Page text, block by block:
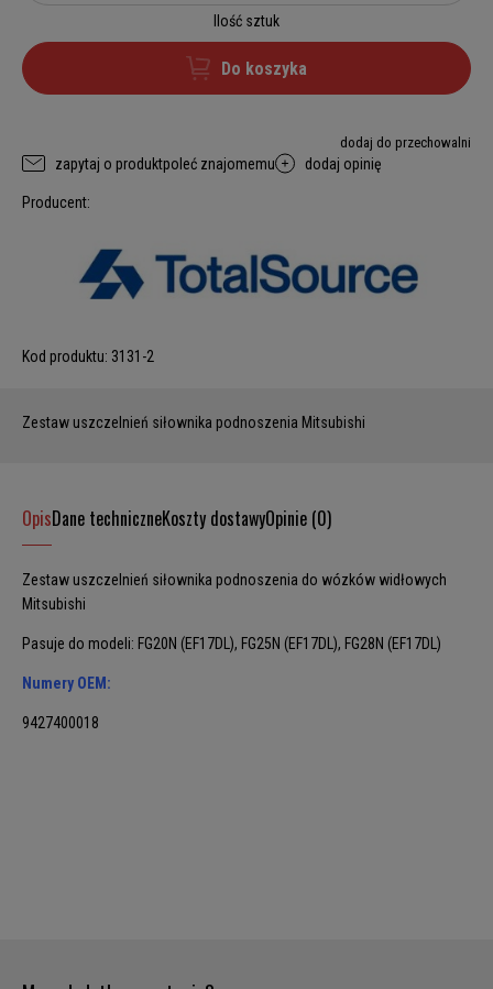
Ilość sztuk
Do koszyka
dodaj do przechowalni
zapytaj o produktpoleć znajomemu dodaj opinię
Producent:
Kod produktu: 3131-2
Zestaw uszczelnień siłownika podnoszenia Mitsubishi
OpisDane techniczneKoszty dostawyOpinie (0)
Zestaw uszczelnień siłownika podnoszenia do wózków widłowych
Mitsubishi
Pasuje do modeli: FG20N (EF17DL), FG25N (EF17DL), FG28N (EF17DL)
Numery OEM:
9427400018